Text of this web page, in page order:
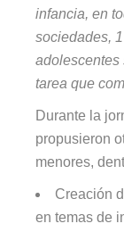
infancia, en
sociedades,
adolescentes
tarea que
Durante la
propusieron
menores,
Creación
en temas de